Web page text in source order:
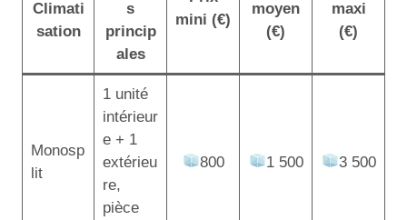
Climati
sation
s
princip
ales
mini (€)
moyen
(€)
maxi
(€)
Monosp
lit
1 unité
intérieur
e + 1
extérieu
re,
pièce
800 1 500 3 500